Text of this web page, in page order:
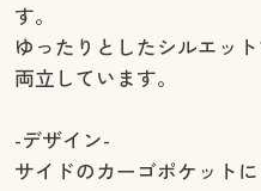
す。
ゆったりとしたシルエッ
両立しています。
-デザイン-
サイドのカーゴポケットに